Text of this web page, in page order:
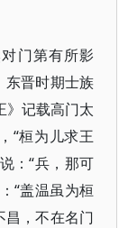
门第有所影
东晋时期士族
》记载高门太
“桓为儿求王
：“兵，那可
“盖温虽为桓
，不在名门